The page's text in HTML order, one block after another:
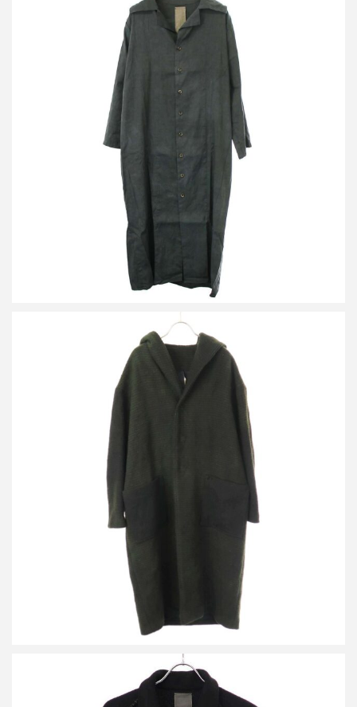
ビークファースタッペン ムラ染リネンコットンシャツコート
詳しく見る
ビークファースタッペン 18AW donegal wool tweed coat ツイード